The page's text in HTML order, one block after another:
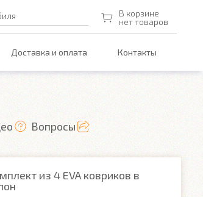
В корзине
нет товаров
Доставка и оплата Контакты
Вопросы
из 4 EVA ковриков в